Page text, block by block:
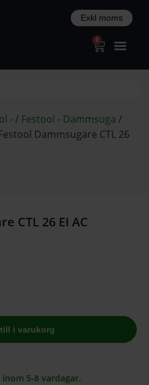
0
-/ Festool - Dammsuga /
Festool Dammsugare CTL 26
CTL 26 EI AC
i varukorg
5-8 vardagar.